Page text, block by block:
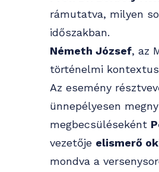
rámutatva, milyen
időszakban.
Németh József, az
történelmi
Az esemény
ünnepélyesen
megbecsüléseként
vezetője elismerő
mondva a